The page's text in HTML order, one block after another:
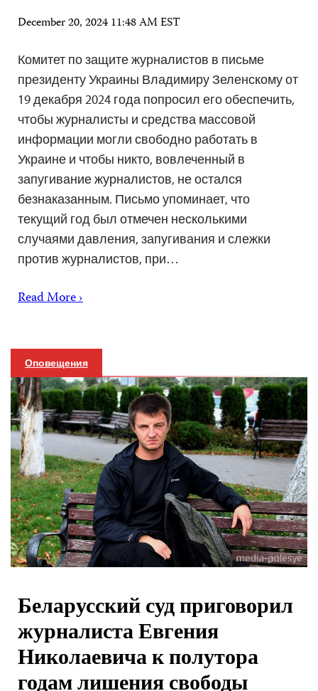
December 20, 2024 11:48 AM EST
Комитет по защите журналистов в письме
президенту Украины Владимиру Зеленскому от
19 декабря 2024 года попросил его обеспечить,
чтобы журналисты и средства массовой
информации могли свободно работать в
Украине и чтобы никто, вовлеченный в
запугивание журналистов, не остался
безнаказанным. Письмо упоминает, что
текущий год был отмечен несколькими
случаями давления, запугивания и слежки
против журналистов, при…
Read More ›
Оповещения
Беларусский суд приговорил
журналиста Евгения
Николаевича к полутора